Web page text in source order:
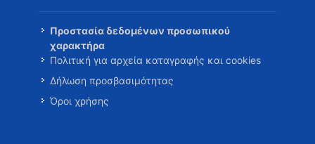
Προστασία δεδομένων προσωπικού
χαρακτήρα
Πολιτική για αρχεία καταγραφής και cookies
Δήλωση προσβασιμότητας
Όροι χρήσης